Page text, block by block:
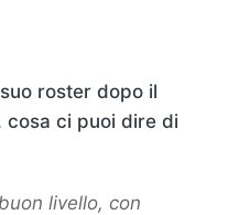
roster dopo il
cosa ci puoi dire di
livello, con